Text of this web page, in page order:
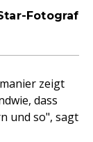
Fotograf
zeigt
dass
und so", sagt